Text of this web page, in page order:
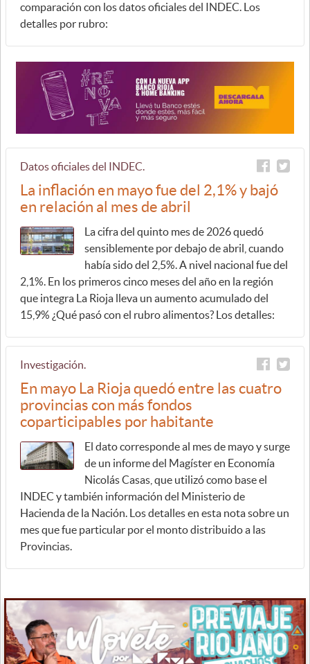
comparación con los datos oficiales del INDEC. Los
detalles por rubro:
Datos oficiales del INDEC.
La inflación en mayo fue del 2,1% y bajó
en relación al mes de abril
La cifra del quinto mes de 2026 quedó
sensiblemente por debajo de abril, cuando
había sido del 2,5%. A nivel nacional fue del
2,1%. En los primeros cinco meses del año en la región
que integra La Rioja lleva un aumento acumulado del
15,9% ¿Qué pasó con el rubro alimentos? Los detalles:
Investigación.
En mayo La Rioja quedó entre las cuatro
provincias con más fondos
coparticipables por habitante
El dato corresponde al mes de mayo y surge
de un informe del Magíster en Economía
Nicolás Casas, que utilizó como base el
INDEC y también información del Ministerio de
Hacienda de la Nación. Los detalles en esta nota sobre un
mes que fue particular por el monto distribuido a las
Provincias.